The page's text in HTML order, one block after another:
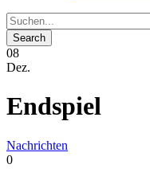
08
Dez.
Endspiel
Nachrichten
0